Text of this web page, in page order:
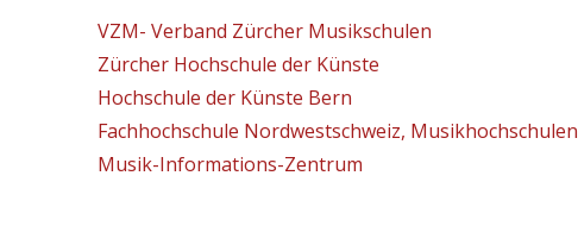
VZM- Verband Zürcher Musikschulen
Zürcher Hochschule der Künste
Hochschule der Künste Bern
Fachhochschule Nordwestschweiz, Musikhochschulen
Musik-Informations-Zentrum